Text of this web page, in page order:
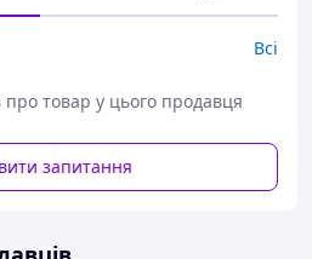
зможете придбати в
за найдоступнішими цінами.
Всі
про товар у цього продавця
запитання